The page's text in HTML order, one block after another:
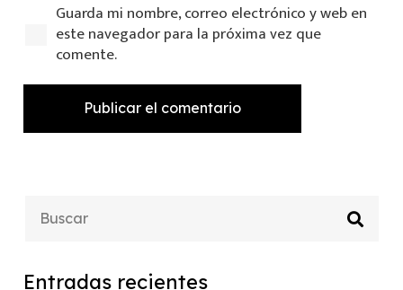
Guarda mi nombre, correo electrónico y web en
este navegador para la próxima vez que
comente.
Publicar el comentario
Entradas recientes